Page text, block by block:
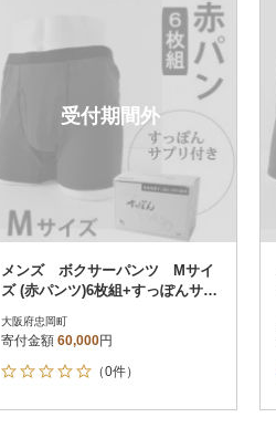
受付期間外
メンズ ボクサーパンツ Mサイ
ズ (赤パンツ)6枚組+すっぽんサプ
大阪府忠岡町
寄付金額 60,000円
（0件）